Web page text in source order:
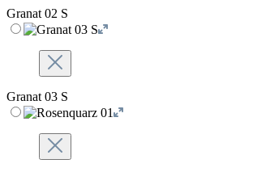
Granat 02 S
Granat 03 S